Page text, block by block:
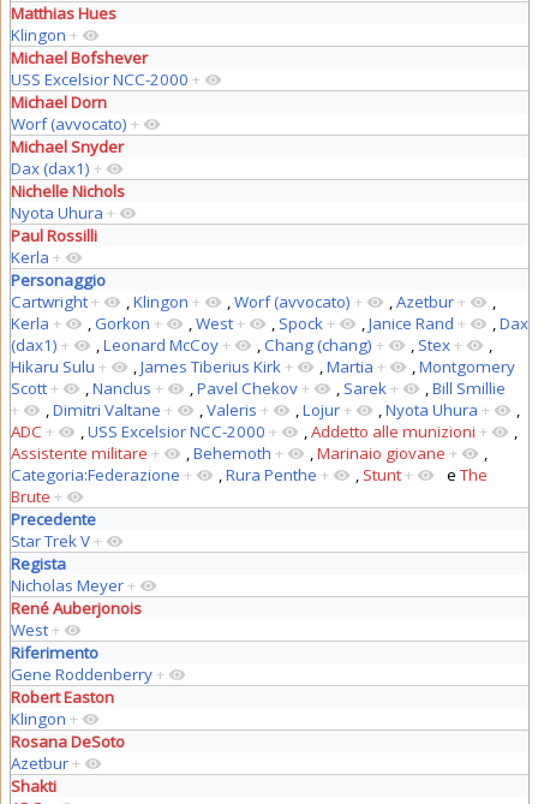
Matthias Hues
Klingon +
Michael Bofshever
USS Excelsior NCC-2000 +
Michael Dorn
Worf (avvocato) +
Michael Snyder
Dax (dax1) +
Nichelle Nichols
Nyota Uhura +
Paul Rossilli
Kerla +
Personaggio
Cartwright+ ,Klingon + ,Worf (avvocato) + ,Azetbur+
,
Kerla + ,Gorkon + ,West+ , Spock+ ,Janice Rand + ,Dax
(dax1) + ,Leonard McCoy+ ,Chang (chang) + , Stex+
,
Hikaru Sulu + ,James Tiberius Kirk+ ,Martia + ,Montgomery
Scott+ ,Nanclus + ,Pavel Chekov+ , Sarek+ ,Bill Smillie
+
,Dimitri Valtane + ,Valeris + ,Lojur+ ,Nyota Uhura +
,
ADC + ,USS Excelsior NCC-2000 + ,Addetto alle munizioni +
,
Assistente militare + ,Behemoth + ,Marinaio giovane +
,
Categoria:Federazione + ,Rura Penthe + , Stunt+ eThe
Brute +
Precedente
Star Trek V+
Regista
Nicholas Meyer+
René Auberjonois
West+
Riferimento
Gene Roddenberry+
Robert Easton
Klingon +
Rosana DeSoto
Azetbur+
Shakti